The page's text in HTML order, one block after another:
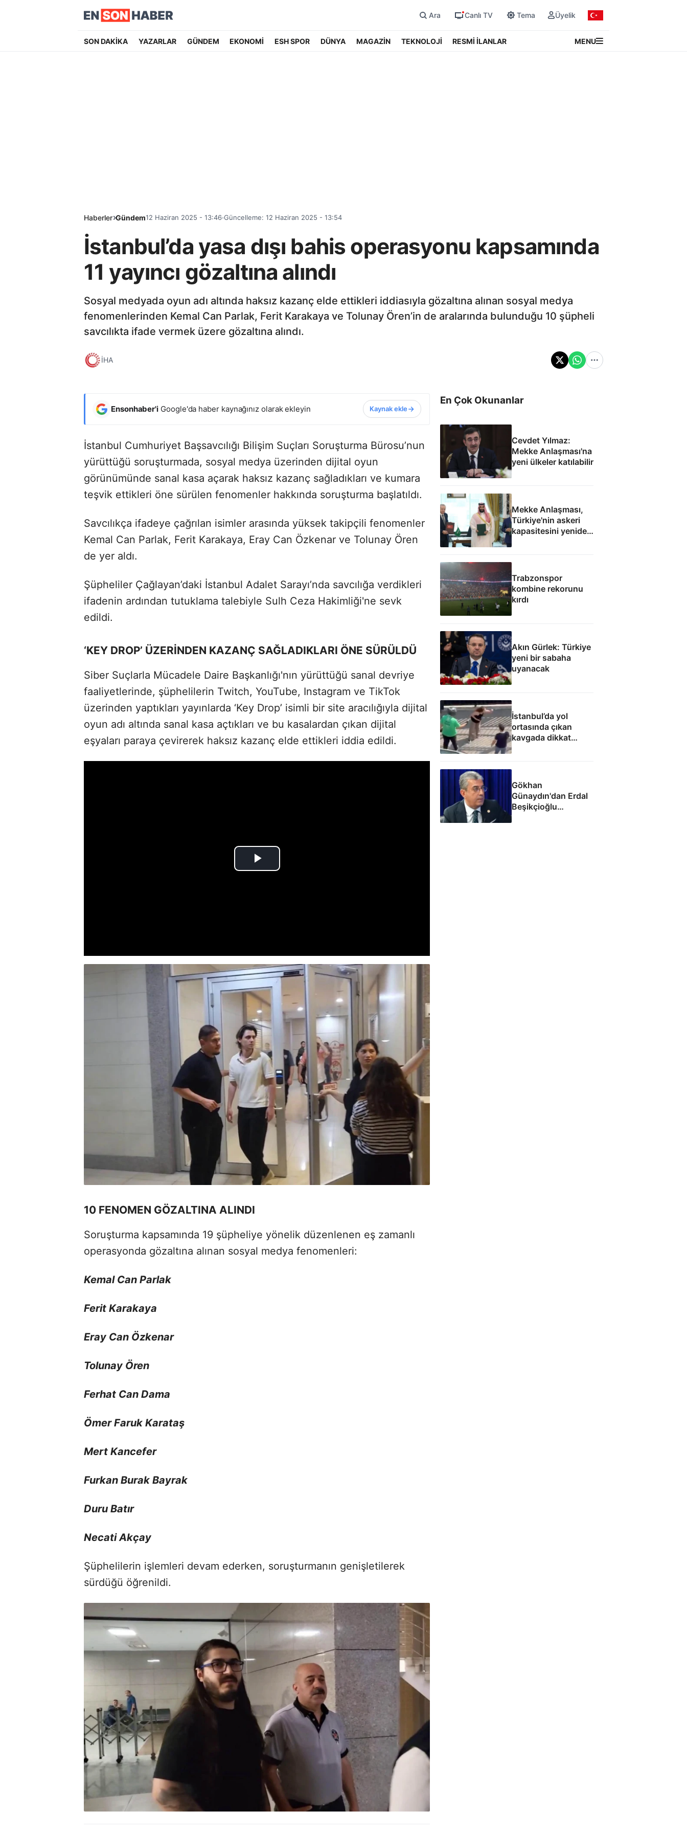
Ara Canlı TV Tema Üyelik
SON DAKİKA YAZARLAR GÜNDEM EKONOMİ ESH SPOR DÜNYA MAGAZİN TEKNOLOJİ RESMİ İLANLAR MENU
Haberler Gündem12 Haziran 2025 - 13:46 Güncelleme: 12 Haziran 2025 - 13:54
İstanbul’da yasa dışı bahis operasyonu kapsamında
11 yayıncı gözaltına alındı
Sosyal medyada oyun adı altında haksız kazanç elde ettikleri iddiasıyla gözaltına alınan sosyal medya
fenomenlerinden Kemal Can Parlak, Ferit Karakaya ve Tolunay Ören’in de aralarında bulunduğu 10 şüpheli
savcılıkta ifade vermek üzere gözaltına alındı.
İHA
Ensonhaber'i Google'da haber kaynağınız olarak ekleyin Kaynak ekle
İstanbul Cumhuriyet Başsavcılığı Bilişim Suçları Soruşturma Bürosu’nun
yürüttüğü soruşturmada, sosyal medya üzerinden dijital oyun
görünümünde sanal kasa açarak haksız kazanç sağladıkları ve kumara
teşvik ettikleri öne sürülen fenomenler hakkında soruşturma başlatıldı.
Savcılıkça ifadeye çağrılan isimler arasında yüksek takipçili fenomenler
Kemal Can Parlak, Ferit Karakaya, Eray Can Özkenar ve Tolunay Ören
de yer aldı.
Şüpheliler Çağlayan’daki İstanbul Adalet Sarayı’nda savcılığa verdikleri
ifadenin ardından tutuklama talebiyle Sulh Ceza Hakimliği'ne sevk
edildi.
‘KEY DROP’ ÜZERİNDEN KAZANÇ SAĞLADIKLARI ÖNE SÜRÜLDÜ
Siber Suçlarla Mücadele Daire Başkanlığı'nın yürüttüğü sanal devriye
faaliyetlerinde, şüphelilerin Twitch, YouTube, Instagram ve TikTok
üzerinden yaptıkları yayınlarda ‘Key Drop’ isimli bir site aracılığıyla dijital
oyun adı altında sanal kasa açtıkları ve bu kasalardan çıkan dijital
eşyaları paraya çevirerek haksız kazanç elde ettikleri iddia edildi.
10 FENOMEN GÖZALTINA ALINDI
Soruşturma kapsamında 19 şüpheliye yönelik düzenlenen eş zamanlı
operasyonda gözaltına alınan sosyal medya fenomenleri:
Kemal Can Parlak
Ferit Karakaya
Eray Can Özkenar
Tolunay Ören
Ferhat Can Dama
Ömer Faruk Karataş
Mert Kancefer
Furkan Burak Bayrak
Duru Batır
Necati Akçay
Şüphelilerin işlemleri devam ederken, soruşturmanın genişletilerek
sürdüğü öğrenildi.
En Çok Okunanlar
Cevdet Yılmaz:
Mekke Anlaşması'na
yeni ülkeler katılabilir
Mekke Anlaşması,
Türkiye'nin askeri
kapasitesini yeniden
uluslararası
gündemine getirdi
Trabzonspor
kombine rekorunu
kırdı
Akın Gürlek: Türkiye
yeni bir sabaha
uyanacak
İstanbul’da yol
ortasında çıkan
kavgada dikkat
çeken söz: Kocanı
Gökhan
Günaydın'dan Erdal
Beşikçioğlu
eleştirisi: Siz kamu